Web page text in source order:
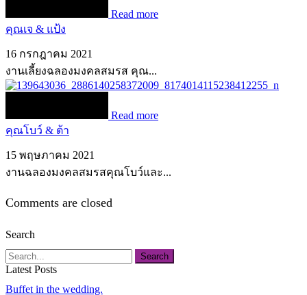
Read more
คุณเจ & แป้ง
16 กรกฎาคม 2021
งานเลี้ยงฉลองมงคลสมรส คุณ...
Read more
คุณโบว์ & ต้า
15 พฤษภาคม 2021
งานฉลองมงคลสมรสคุณโบว์และ...
Comments are closed
Search
Search
Latest Posts
Buffet in the wedding.